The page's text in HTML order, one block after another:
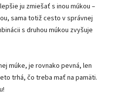
ju zmiešať s inou múkou –
sama totiž cesto v správnej
s druhou múkou zvyšuje
múke, je rovnako pevná, len
trhá, čo treba mať na pamäti.